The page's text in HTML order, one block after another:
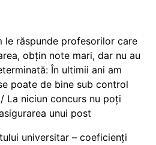
le răspunde profesorilor care
obțin note mari, dar nu au
În ultimii ani am
poate de bine sub control
La niciun concurs nu poți
unui post
universitar – coeficienți